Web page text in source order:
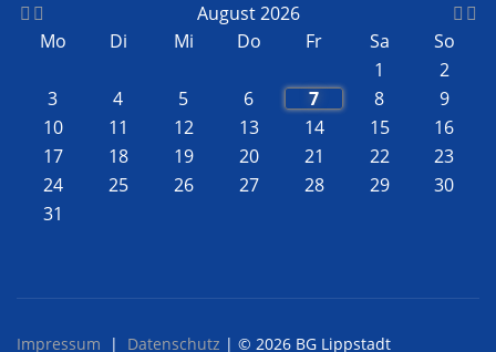
August 2026
Mo
Di Mi Do Fr Sa
So
1
2
3
4 5 6 7 8
9
10
11 12 13 14 15
16
17
18 19 20 21 22
23
24
25 26 27 28 29
30
31
Impressum | Datenschutz | © 2026 BG Lippstadt